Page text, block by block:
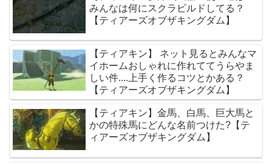
みんなは何にスクラビルドしてる？
【ティアーズオブザキングダム】
【ティアキン】 ネット見るとみんなマ
イホームおしゃれに作れててうらやま
しい件....上手く作るコツとかある？
【ティアーズオブザキングダム】
【ティアキン】金馬、白馬、巨大馬と
かの特殊馬にどんな名前つけた?【テ
ィアーズオブザキングダム】